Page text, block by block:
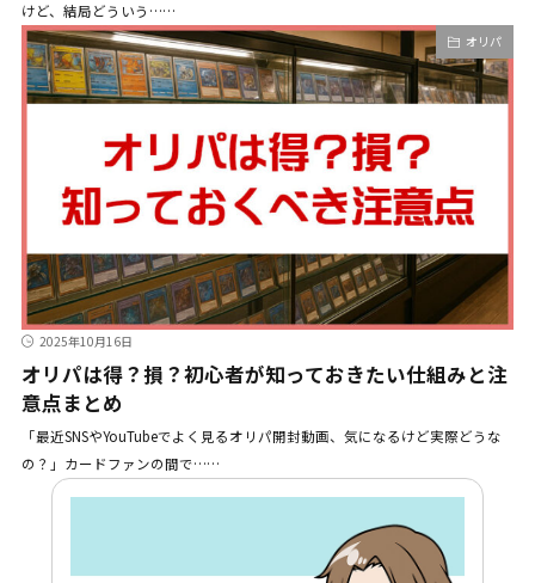
けど、結局どういう……
オリパ
2025年10月16日
オリパは得？損？初心者が知っておきたい仕組みと注
意点まとめ
「最近SNSやYouTubeでよく見るオリパ開封動画、気になるけど実際どうな
の？」カードファンの間で……